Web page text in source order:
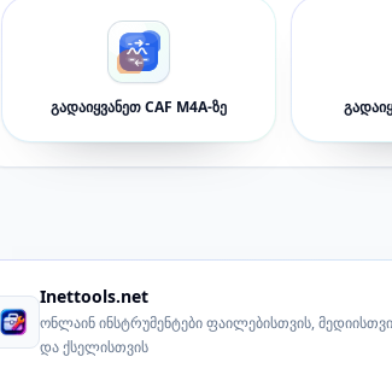
გადაიყვანეთ CAF M4A-ზე
Inettools.net
ონლაინ ინსტრუმენტები ფაილებისთვის,
და ქსელისთვის